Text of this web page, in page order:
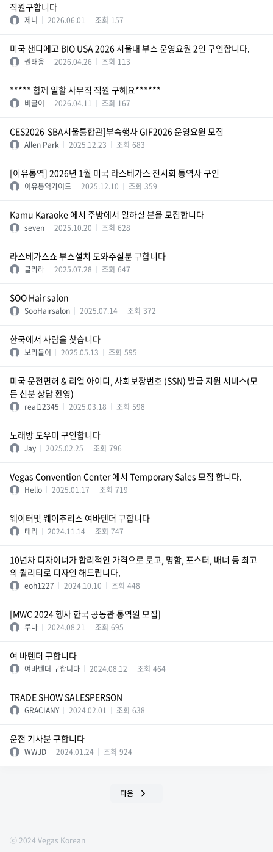
직원구합니다
제니 2026.06.01 조회 157
미국 샌디에고 BIO USA 2026 서울대 부스 운영요원 2인 구인합니다.
권태웅 2026.04.26 조회 113
***** 함께 일할 사무직 직원 구해요******
비글이 2026.04.11 조회 167
CES2026-SBA서울통합관]부속행사 GIF2026 운영요원 모집
Allen Park 2025.12.23 조회 683
[이유통역] 2026년 1월 미국 라스베가스 전시회 통역사 구인
이유통역가이드 2025.12.10 조회 359
Kamu Karaoke 에서 주방에서 일하실 분을 모집합니다
seven 2025.10.20 조회 628
라스베가스쇼 부스설치 도와주실분 구합니다
클라라 2025.07.28 조회 647
SOO Hair salon
SooHairsalon 2025.07.14 조회 372
한국에서 사람을 찾습니다
보라돌이 2025.05.13 조회 595
미국 운전면허 & 리얼 아이디, 사회보장번호 (SSN) 발급 지원 서비스(모
든 신분 상담 환영)
real12345 2025.03.18 조회 598
노래방 도우미 구인합니다
Jay 2025.02.25 조회 796
Vegas Convention Center 에서 Temporary Sales 모집 합니다.
Hello 2025.01.17 조회 719
웨이터및 웨이추리스 여바텐더 구합니다
태리 2024.11.14 조회 747
10년차 디자이너가 합리적인 가격으로 로고, 명함, 포스터, 배너 등 최고
의 퀄리티로 디자인 해드립니다.
eoh1227 2024.10.10 조회 448
[MWC 2024 행사 한국 공동관 통역원 모집]
루나 2024.08.21 조회 695
여 바텐더 구합니다
여바텐더 구합니다 2024.08.12 조회 464
TRADE SHOW SALESPERSON
GRACIANY 2024.02.01 조회 638
운전 기사분 구합니다
WWJD 2024.01.24 조회 924
다음
ⓒ 2024 Vegas Korean